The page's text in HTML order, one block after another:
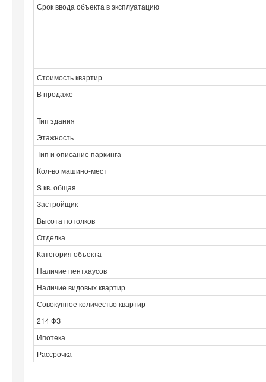
Срок ввода объекта в эксплуатацию
Стоимость квартир
В продаже
Тип здания
Этажность
Тип и описание паркинга
Кол-во машино-мест
S кв. общая
Застройщик
Высота потолков
Отделка
Категория объекта
Наличие пентхаусов
Наличие видовых квартир
Совокупное количество квартир
214 ФЗ
Ипотека
Рассрочка